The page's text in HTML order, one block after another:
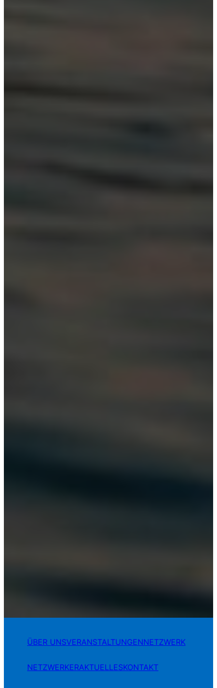
ÜBER UNSVERANSTALTUNGENNETZWERK
NETZWERKERAKTUELLESKONTAKT